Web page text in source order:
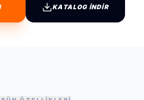
KATALOG İNDİR